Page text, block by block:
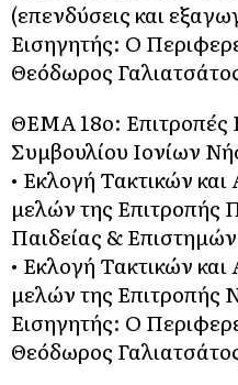
(επενδύσεις και
Εισηγητής: Ο
Θεόδωρος
ΘΕΜΑ 18o: Επιτροπές
Συμβουλίου Ιονίων
• Εκλογή Τακτικών
μελών της Επιτροπής
Παιδείας & Επιστημών
• Εκλογή Τακτικών
μελών της Επιτροπής
Εισηγητής: Ο
Θεόδωρος